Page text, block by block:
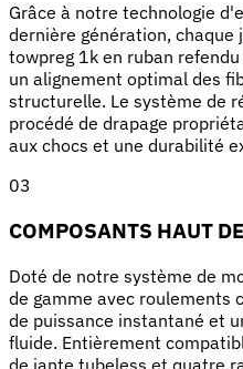
Grâce à notre technologie
dernière génération,
towpreg 1k en ruban
un alignement optimal des
structurelle. Le système de
procédé de drapage
aux chocs et une durabilité
03
COMPOSANTS HAUT
Doté de notre système de
de gamme avec roulements
de puissance instantané et
fluide. Entièrement
de jante tubeless et quatre